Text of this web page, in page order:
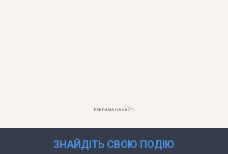
РЕКЛАМА НА САЙТІ
ЗНАЙДІТЬ СВОЮ ПОДІЮ